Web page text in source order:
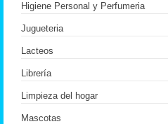
Higiene Personal y Perfumeria
Jugueteria
Lacteos
Librería
Limpieza del hogar
Mascotas